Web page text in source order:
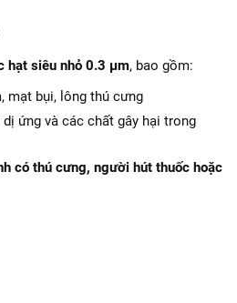
hạt siêu nhỏ 0.3 µm, bao gồm:
mạt bụi, lông thú cưng
dị ứng và các chất gây hại trong
có thú cưng, người hút thuốc hoặc